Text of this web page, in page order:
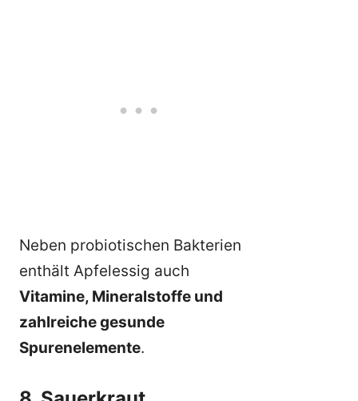
Neben probiotischen Bakterien
enthält Apfelessig auch
Vitamine, Mineralstoffe und
zahlreiche gesunde
Spurenelemente.